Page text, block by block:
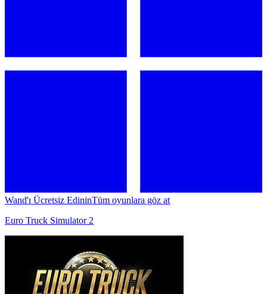
Wand'ı Ücretsiz EdininTüm oyunlara göz at
Euro Truck Simulator 2